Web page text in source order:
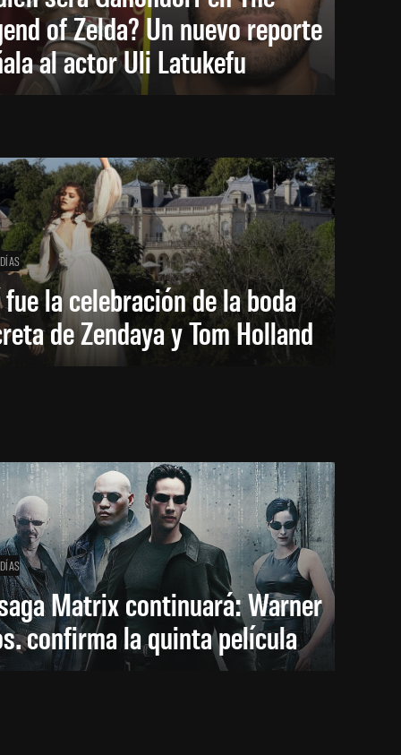
of Zelda? Un nuevo reporte
al actor Uli Latukefu
la celebración de la boda
de Zendaya y Tom Holland
Matrix continuará: Warner
confirma la quinta película